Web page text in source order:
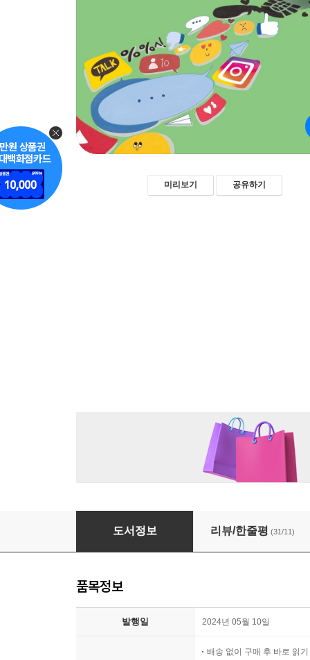
미리보기 공유하기
지켜보고 있다! 너의 디지털 발자국
도서정보 리뷰/한줄평 (31/11)
품목정보
발행일 2024년 05월 10일
배송 없이 구매 후 바로 읽기